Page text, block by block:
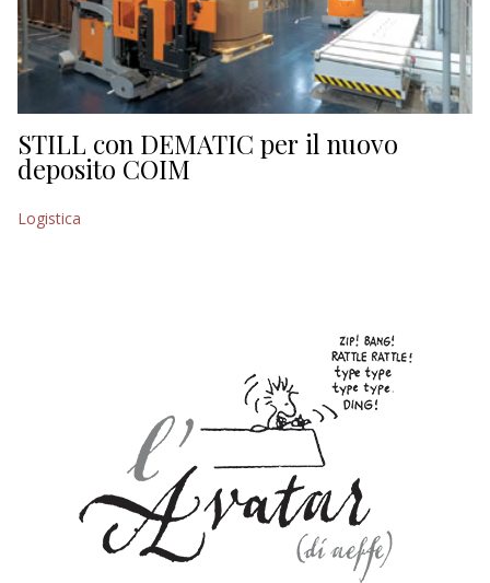
ECONOMIA
TURISMO
CULTURA
NAUTICA
STILL con DEMATIC per il nuovo
deposito COIM
Logistica